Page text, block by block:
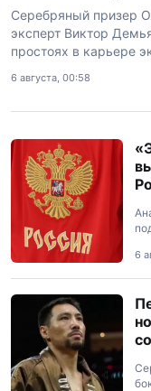
Серебряный призер
эксперт Виктор
простоях в карьере
профессиональном
6 августа, 00:58
6